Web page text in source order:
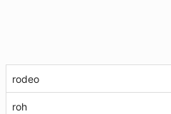
rodeo
roh